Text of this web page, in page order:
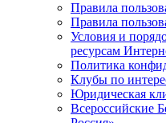
Правила
Правила
Условия и
ресурсам
Политика
Клубы по
Юридическая
Всероссийские